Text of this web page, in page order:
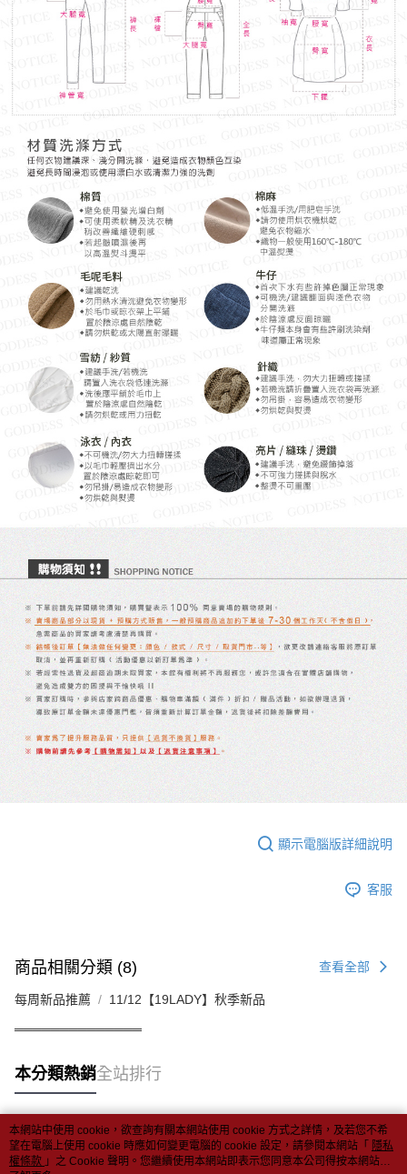
顯示電腦版詳細說明
客服
商品相關分類 (8) 查看全部
每周新品推薦 11/12【19LADY】秋季新品
══════════════
本分類熱銷全站排行
熱門標籤
本網站中使用 cookie，欲查詢有關本網站使用 cookie 方式之詳情，及若您不希
望在電腦上使用 cookie 時應如何變更電腦的 cookie 設定，請參閱本網站「 隱私
權條款 」之 Cookie 聲明。您繼續使用本網站即表示您同意本公司得按本網站使